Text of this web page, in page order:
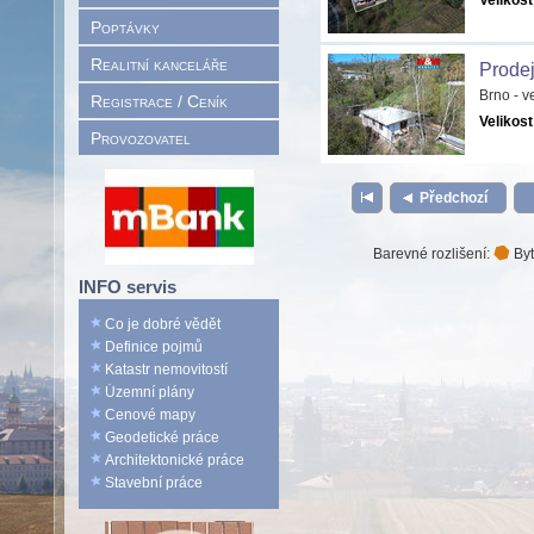
Poptávky
Realitní kanceláře
Registrace / Ceník
Provozovatel
INFO servis
Co je dobré vědět
Definice pojmů
Katastr nemovitostí
Územní plány
Cenové mapy
Geodetické práce
Architektonické práce
Stavební práce
Brno -
Předchozí
Barevné rozlišení: